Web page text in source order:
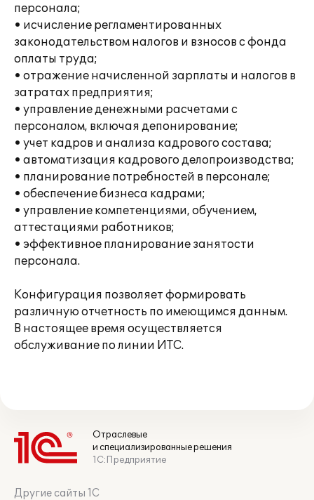
персонала;
• исчисление регламентированных
законодательством налогов и взносов с фонда
оплаты труда;
• отражение начисленной зарплаты и налогов в
затратах предприятия;
• управление денежными расчетами с
персоналом, включая депонирование;
• учет кадров и анализа кадрового состава;
• автоматизация кадрового делопроизводства;
• планирование потребностей в персонале;
• обеспечение бизнеса кадрами;
• управление компетенциями, обучением,
аттестациями работников;
• эффективное планирование занятости
персонала.
Конфигурация позволяет формировать
различную отчетность по имеющимся данным.
В настоящее время осуществляется
обслуживание по линии ИТС.
Отраслевые
и специализированные решения
1С:Предприятие
Другие сайты 1С